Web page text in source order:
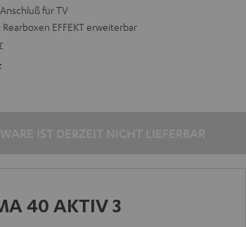
für TV
EFFEKT erweiterbar
40 AKTIV 3